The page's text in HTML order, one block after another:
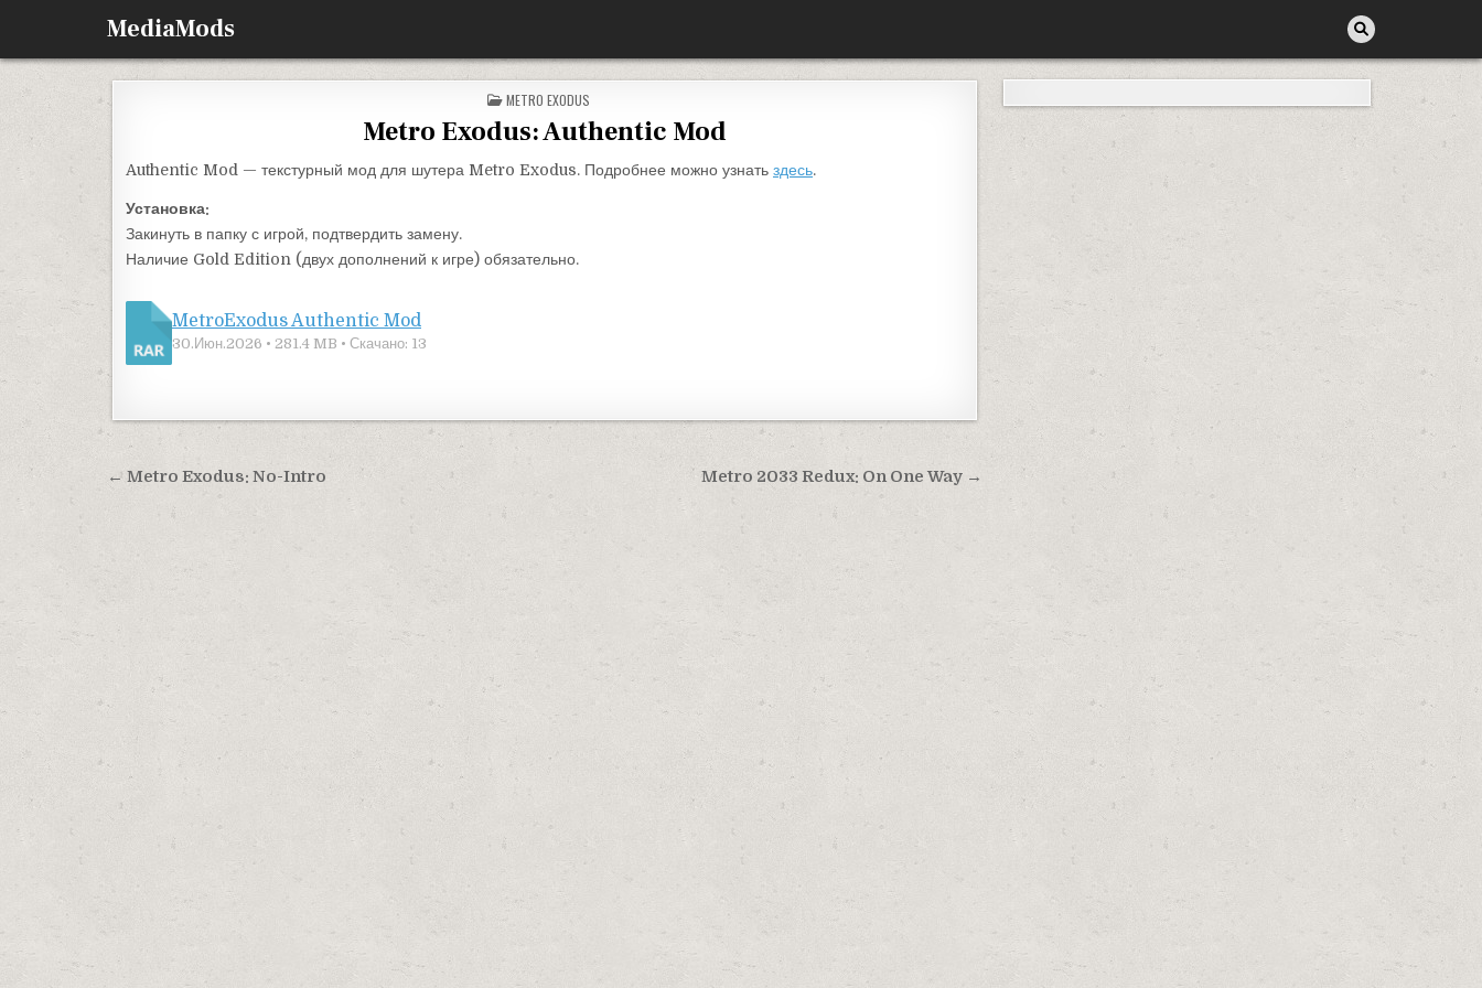
MediaMods
ОПУБЛИКОВАНО В
METRO EXODUS
Metro Exodus: Authentic Mod
Authentic Mod — текстурный мод для шутера Metro Exodus. Подробнее можно узнать здесь.
Установка:
Закинуть в папку с игрой, подтвердить замену.
Наличие Gold Edition (двух дополнений к игре) обязательно.
MetroExodus Authentic Mod
30.Июн.2026 • 281.4 MB • Скачано: 13
Навигация по записям Metro 2033 Redux: On One Way →
← Metro Exodus: No-Intro